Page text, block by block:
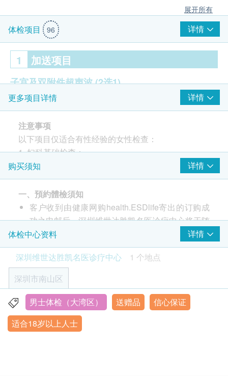
展开所有
体检项目 96 详情
1 加送项目
子宫及双附件超声波(2选1)
子宫及双附件超声波 (经阴道, 适合有性经验的女性
检查)
子宫及双附件超声波(经腹部)
2 重点项目
超声波检查 重点项目
甲状腺超声波
上腹腔超声波:肝
上腹腔超声波:脾
上腹腔超声波:胆
上腹腔超声波:肾
颈动脉超声波
B超檢查- 乳房
癌症指标 重点项目
甲种胎蛋白 (肝癌)
更多项目详情 详情
注意事项
以下项目仅适合有性经验的女性检查：
1. 妇科基础检查；
2. 白带常规检查；
3. 薄层细胞学检测；
4. 子宫及双附件超声波（经阴道）。
体检注意事项
体检前：
1、检查前一天请清淡饮食，勿饮酒、勿劳累，体检
当日请空腹，禁食、勿饮水。不要吃对肝、肾功能有
损害的药物（降压药、降糖药除外）。
2、检查前一天要注意休息，晚上8点后不再进食。避
免剧烈运动和情绪激动，保证充足睡眠，以免影响体
检结果。
3、女性在例假期间不宜做妇科、尿液检查。
购买须知 详情
一、預約體檢須知
客户收到由健康网购health.ESDlife寄出的订购成
功之电邮后，深圳维世达胜凯名医诊疗中心将于随
后1-2个工作天的办公时间内，致电客户预约身体
检查的时间及地点。客户亦可至少提前3日联络深
圳维世达胜凯名医诊疗中心进行预约（联络电话：
+86 0755-3689 9866；微信: +86
17376757181）。
客户至现场后，深圳维世达胜凯名医诊疗中心工作
人员会核对客户的姓名、出生年月日、手机号及健
康网购health.ESDlife订购成功之电邮以确认客户
体检中心资料
详情
深圳维世达胜凯名医诊疗中心
1 个地点
深圳市南山区
深圳市南山区学府路深圳软件产业基地4栋C座裙楼4层
营业时间：星期一至到星期五 8:30-16:30；星期六8:00-
12:00
男士体检（大湾区） 送赠品
信心保证
适合18岁以上人士